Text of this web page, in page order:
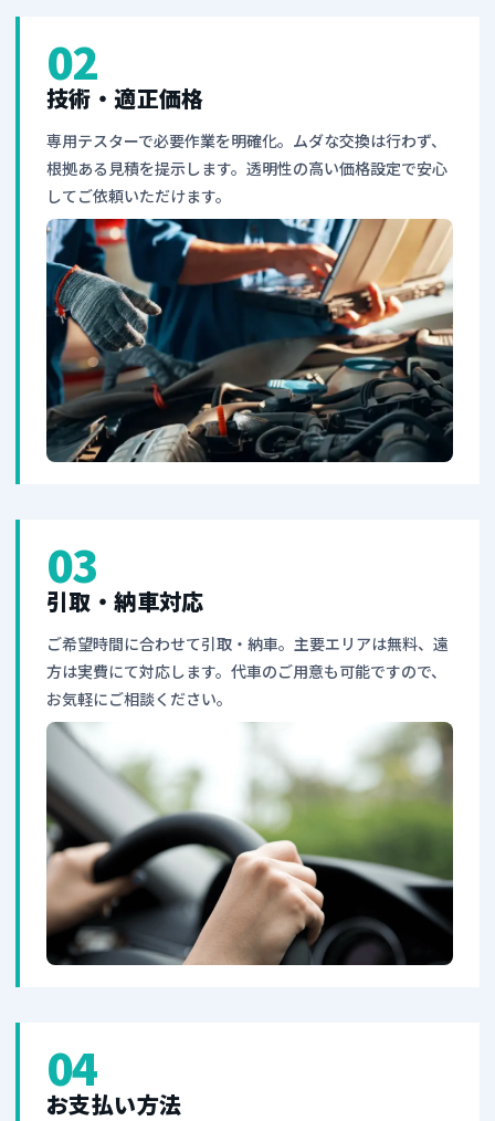
02
技術・適正価格
専用テスターで必要作業を明確化。ムダな交換は行わず、
根拠ある見積を提示します。透明性の高い価格設定で安心
してご依頼いただけます。
03
引取・納車対応
ご希望時間に合わせて引取・納車。主要エリアは無料、遠
方は実費にて対応します。代車のご用意も可能ですので、
お気軽にご相談ください。
04
お支払い方法